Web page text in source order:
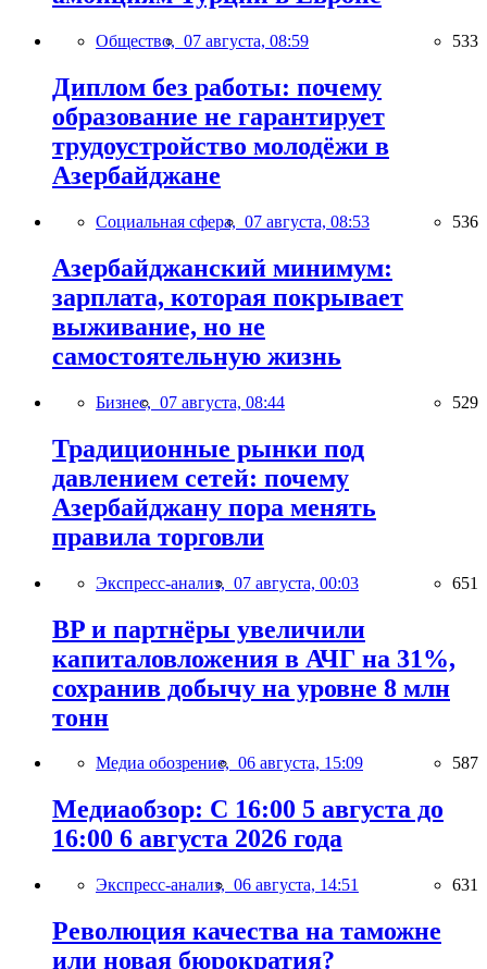
Общество, 07 августа, 08:59 533
Диплом без работы: почему
образование не гарантирует
трудоустройство молодёжи в
Азербайджане
Социальная сфера, 07 августа, 08:53 536
Азербайджанский минимум:
зарплата, которая покрывает
выживание, но не
самостоятельную жизнь
Бизнес, 07 августа, 08:44 529
Традиционные рынки под
давлением сетей: почему
Азербайджану пора менять
правила торговли
Экспресс-анализ, 07 августа, 00:03 651
BP и партнёры увеличили
капиталовложения в АЧГ на 31%,
сохранив добычу на уровне 8 млн
тонн
Медиа обозрение, 06 августа, 15:09 587
Медиаобзор: С 16:00 5 августа до
16:00 6 августа 2026 года
Экспресс-анализ, 06 августа, 14:51 631
Революция качества на таможне
или новая бюрократия?